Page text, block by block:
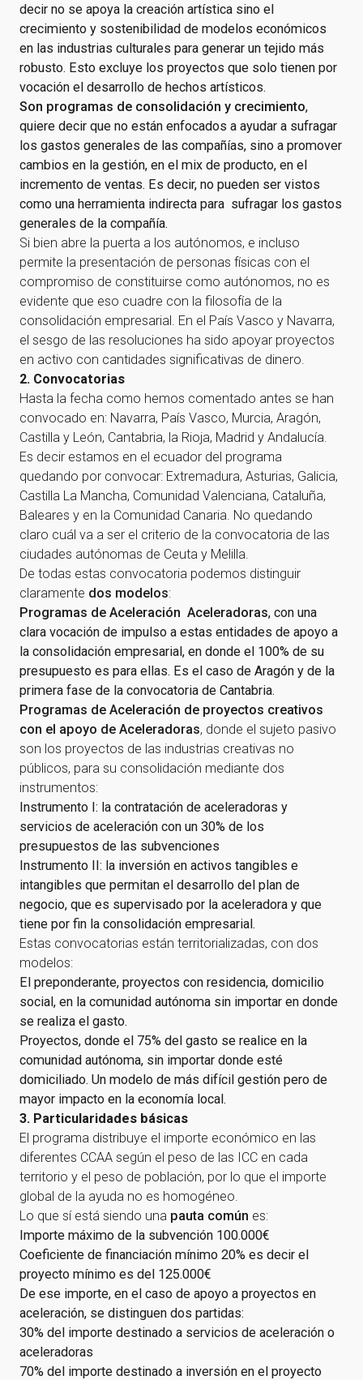
decir no se apoya la creación artística sino el
crecimiento y sostenibilidad de modelos económicos
en las industrias culturales para generar un tejido más
robusto. Esto excluye los proyectos que solo tienen por
vocación el desarrollo de hechos artísticos.
Son programas de consolidación y crecimiento,
quiere decir que no están enfocados a ayudar a sufragar
los gastos generales de las compañías, sino a promover
cambios en la gestión, en el mix de producto, en el
incremento de ventas. Es decir, no pueden ser vistos
como una herramienta indirecta para sufragar los gastos
generales de la compañía.
Si bien abre la puerta a los autónomos, e incluso
permite la presentación de personas físicas con el
compromiso de constituirse como autónomos, no es
evidente que eso cuadre con la filosofía de la
consolidación empresarial. En el País Vasco y Navarra,
el sesgo de las resoluciones ha sido apoyar proyectos
en activo con cantidades significativas de dinero.
2. Convocatorias
Hasta la fecha como hemos comentado antes se han
convocado en: Navarra, País Vasco, Murcia, Aragón,
Castilla y León, Cantabria, la Rioja, Madrid y Andalucía.
Es decir estamos en el ecuador del programa
quedando por convocar: Extremadura, Asturias, Galicia,
Castilla La Mancha, Comunidad Valenciana, Cataluña,
Baleares y en la Comunidad Canaria. No quedando
claro cuál va a ser el criterio de la convocatoria de las
ciudades autónomas de Ceuta y Melilla.
De todas estas convocatoria podemos distinguir
claramente dos modelos:
Programas de Aceleración Aceleradoras, con una
clara vocación de impulso a estas entidades de apoyo a
la consolidación empresarial, en donde el 100% de su
presupuesto es para ellas. Es el caso de Aragón y de la
primera fase de la convocatoria de Cantabria.
Programas de Aceleración de proyectos creativos
con el apoyo de Aceleradoras, donde el sujeto pasivo
son los proyectos de las industrias creativas no
públicos, para su consolidación mediante dos
instrumentos:
Instrumento I: la contratación de aceleradoras y
servicios de aceleración con un 30% de los
presupuestos de las subvenciones
Instrumento II: la inversión en activos tangibles e
intangibles que permitan el desarrollo del plan de
negocio, que es supervisado por la aceleradora y que
tiene por fin la consolidación empresarial.
Estas convocatorias están territorializadas, con dos
modelos:
El preponderante, proyectos con residencia, domicilio
social, en la comunidad autónoma sin importar en donde
se realiza el gasto.
Proyectos, donde el 75% del gasto se realice en la
comunidad autónoma, sin importar donde esté
domiciliado. Un modelo de más difícil gestión pero de
mayor impacto en la economía local.
3. Particularidades básicas
El programa distribuye el importe económico en las
diferentes CCAA según el peso de las ICC en cada
territorio y el peso de población, por lo que el importe
global de la ayuda no es homogéneo.
Lo que sí está siendo una pauta común es:
Importe máximo de la subvención 100.000€
Coeficiente de financiación mínimo 20% es decir el
proyecto mínimo es del 125.000€
De ese importe, en el caso de apoyo a proyectos en
aceleración, se distinguen dos partidas:
30% del importe destinado a servicios de aceleración o
aceleradoras
70% del importe destinado a inversión en el proyecto